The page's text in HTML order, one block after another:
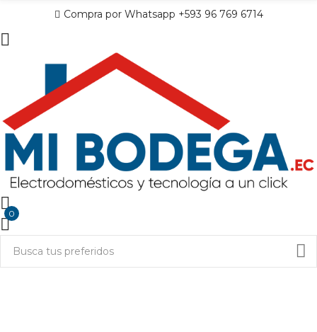
Compra por Whatsapp +593 96 769 6714
0